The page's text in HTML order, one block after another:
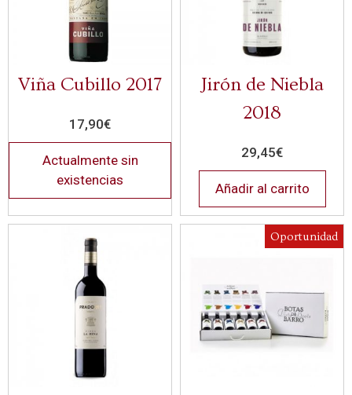
Viña Cubillo 2017
17,90€
Actualmente sin
existencias
Jirón de Niebla
2018
29,45€
Añadir al carrito
Oportunidad